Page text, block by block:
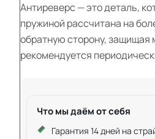
Антиреверс — это деталь,
пружиной рассчитана на
обратную сторону, защищая
рекомендуется
Что мы даём от себя
Гарантия 14 дней на